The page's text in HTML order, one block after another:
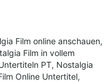
Film online anschauen,
Film in vollem
PT, Nostalgia
Online Untertitel,